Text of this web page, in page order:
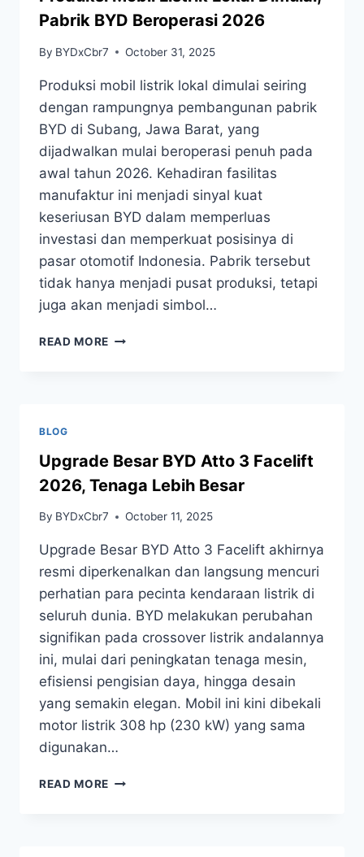
Pabrik BYD Beroperasi 2026
By BYDxCbr7 October 31, 2025
Produksi mobil listrik lokal dimulai seiring
dengan rampungnya pembangunan pabrik
BYD di Subang, Jawa Barat, yang
dijadwalkan mulai beroperasi penuh pada
awal tahun 2026. Kehadiran fasilitas
manufaktur ini menjadi sinyal kuat
keseriusan BYD dalam memperluas
investasi dan memperkuat posisinya di
pasar otomotif Indonesia. Pabrik tersebut
tidak hanya menjadi pusat produksi, tetapi
juga akan menjadi simbol…
READ MORE
BLOG
Upgrade Besar BYD Atto 3 Facelift
2026, Tenaga Lebih Besar
By BYDxCbr7 October 11, 2025
Upgrade Besar BYD Atto 3 Facelift akhirnya
resmi diperkenalkan dan langsung mencuri
perhatian para pecinta kendaraan listrik di
seluruh dunia. BYD melakukan perubahan
signifikan pada crossover listrik andalannya
ini, mulai dari peningkatan tenaga mesin,
efisiensi pengisian daya, hingga desain
yang semakin elegan. Mobil ini kini dibekali
motor listrik 308 hp (230 kW) yang sama
digunakan…
READ MORE